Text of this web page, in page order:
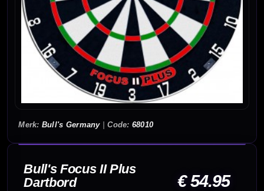
Bull's Germany| 68010
Bull's Focus II Plus
Dartbord
€ 54.95